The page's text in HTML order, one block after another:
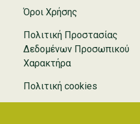
Όροι Χρήσης
Πολιτική Προστασίας
Δεδομένων Προσωπικού
Χαρακτήρα
Πολιτική cookies